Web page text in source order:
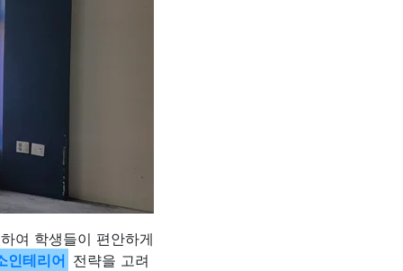
여 학생들이 편안하게
인테리어 전략을 고려